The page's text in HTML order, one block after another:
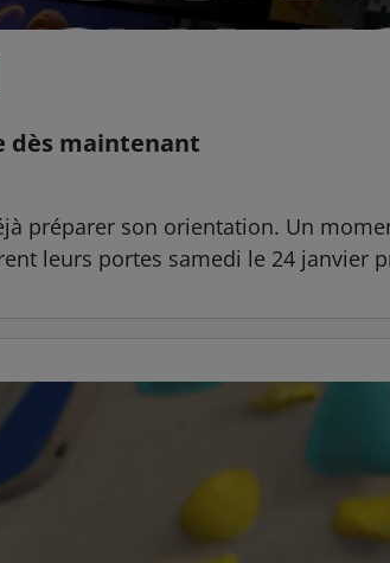
dès maintenant
préparer son orientation. Un
leurs portes samedi le 24 janvier